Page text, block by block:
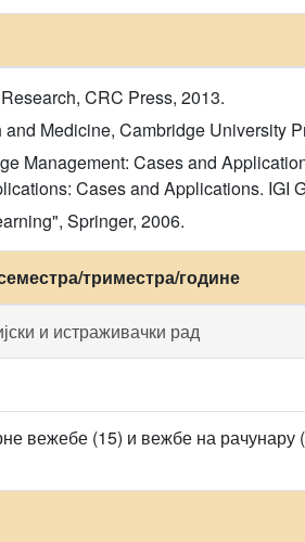
CRC Press, 2013.
Medicine, Cambridge University
Management: Cases and
Cases and Applications. IGI
Springer, 2006.
триместра/године
и истраживачки рад
вежебе (15) и вежбе на рачунару